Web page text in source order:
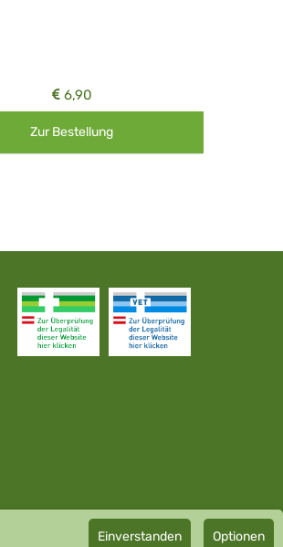
6,90
Zur Bestellung
zertifizierter Arzneihersteller
Einverstanden Optionen